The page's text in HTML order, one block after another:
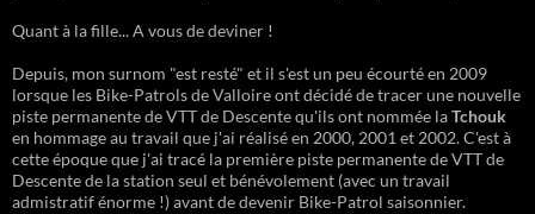
Quant à la fille... A vous de deviner !
Depuis, mon surnom "est resté" et il s'est un peu écourté en 2009
lorsque les Bike-Patrols de Valloire ont décidé de tracer une nouvelle
piste permanente de VTT de Descente qu'ils ont nommée laTchouk
en hommage au travail que j'ai réalisé en 2000, 2001 et 2002. C'est à
cette époque que j'ai tracé la première piste permanente de VTT de
Descente de la station seul et bénévolement (avec un travail
admistratif énorme !) avant de devenir Bike-Patrol saisonnier.